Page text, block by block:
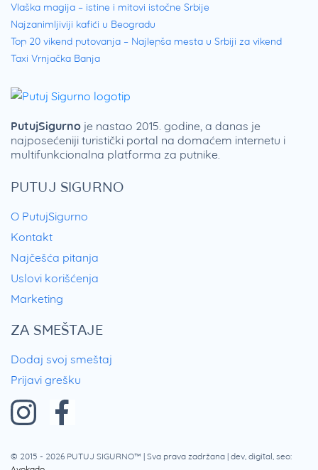
Vlaška magija – istine i mitovi istočne Srbije
Najzanimljiviji kafići u Beogradu
Top 20 vikend putovanja – Najlepša mesta u Srbiji za vikend
Taxi Vrnjačka Banja
PUTUJ SIGURNO
O PutujSigurno
Kontakt
Najčešća pitanja
Uslovi korišćenja
Marketing
ZA SMEŠTAJE
Dodaj svoj smeštaj
Prijavi grešku
PutujSigurno je nastao 2015. godine, a danas je
najposećeniji turistički portal na domaćem internetu i
multifunkcionalna platforma za putnike.
© 2015 - 2026 PUTUJ SIGURNO™ | Sva prava zadržana | dev, digital, seo: